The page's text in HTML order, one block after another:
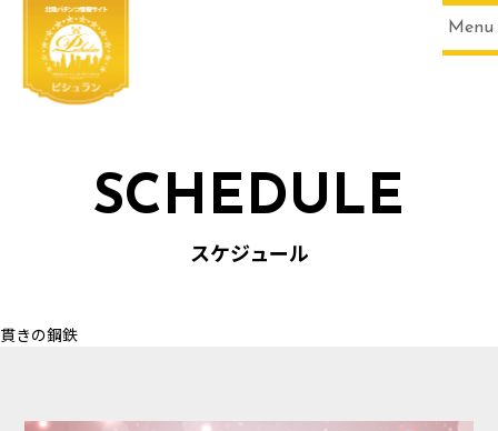
Menu
SCHEDULE
スケジュール
貫きの鋼鉄